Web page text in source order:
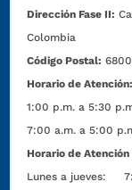
Dirección Fase II:
Colombia
Código Postal:
Horario de Atención:
1:00 p.m. a 5:30
7:00 a.m. a 5:00
Horario de
Lunes a jueves: